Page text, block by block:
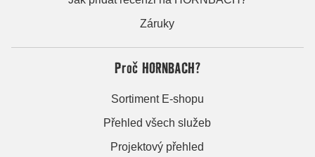
Záruky
Proč HORNBACH?
Sortiment E-shopu
Přehled všech služeb
Projektový přehled